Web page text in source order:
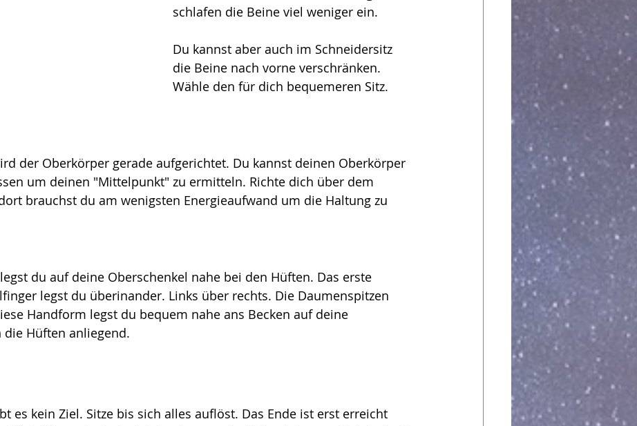
schlafen die Beine viel weniger ein.
Du kannst aber auch im Schneidersitz
die Beine nach vorne verschränken.
Wähle den für dich bequemeren Sitz.
der Oberkörper gerade aufgerichtet. Du kannst deinen Oberkörper
um deinen "Mittelpunkt" zu ermitteln. Richte dich über dem
brauchst du am wenigsten Energieaufwand um die Haltung zu
du auf deine Oberschenkel nahe bei den Hüften. Das erste
legst du überinander. Links über rechts. Die Daumenspitzen
Handform legst du bequem nahe ans Becken auf deine
die Hüften anliegend.
es kein Ziel. Sitze bis sich alles auflöst. Das Ende ist erst erreicht